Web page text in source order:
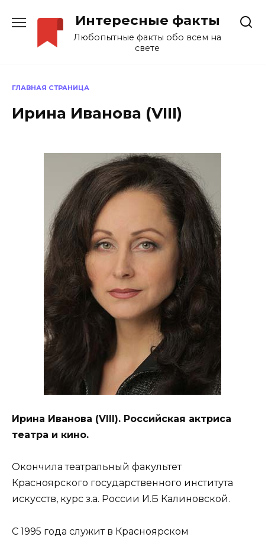
содержанию
Интересные факты
Любопытные факты обо всем на
свете
ГЛАВНАЯ СТРАНИЦА
Ирина Иванова (VIII)
Ирина Иванова (VIII). Российская актриса
театра и кино.
Окончила театральный факультет
Красноярского государственного института
искусств, курс з.а. России И.Б Калиновской.
С 1995 года служит в Красноярском